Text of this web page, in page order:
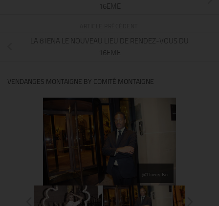
16EME
LA 8 IENA LE NOUVEAU LIEU DE RENDEZ-VOUS DU
16EME
VENDANGES MONTAIGNE BY COMITÉ MONTAIGNE
@Thierry Ker